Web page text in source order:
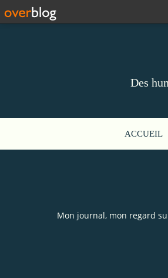
Des
ACCUEIL
Mon journal, mon regard